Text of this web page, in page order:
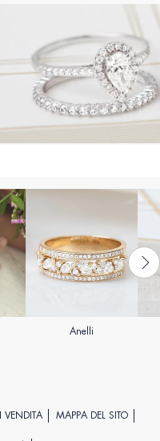
Anelli
VENDITA MAPPA DEL SITO